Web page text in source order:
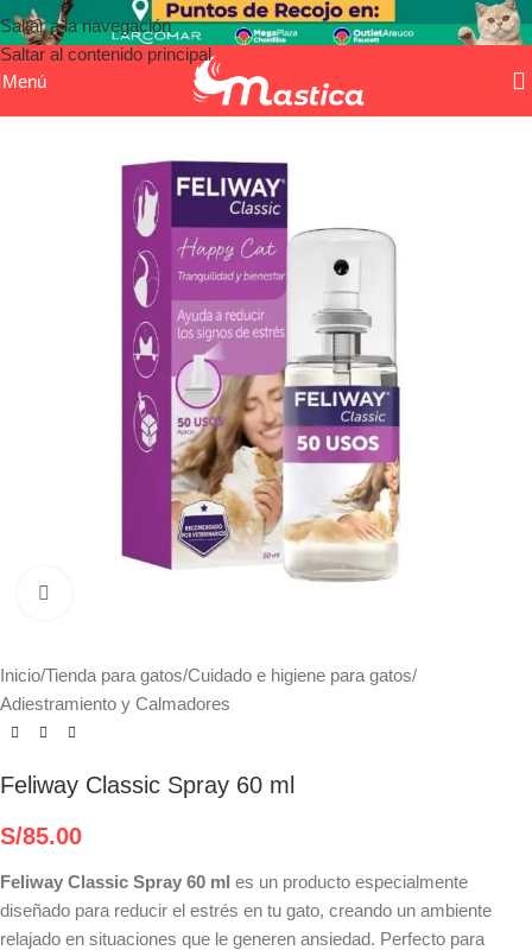
Saltar a la navegación
Saltar al contenido principal
Menú
Inicio/Tienda para gatos/Cuidado e higiene para gatos/
Adiestramiento y Calmadores
Feliway Classic Spray 60 ml
S/85.00
Feliway Classic Spray 60 ml es un producto especialmente
diseñado para reducir el estrés en tu gato, creando un ambiente
relajado en situaciones que le generen ansiedad. Perfecto para